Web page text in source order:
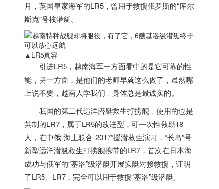
月，英国皇家海军的LR5，曾用于救援俄罗斯的“库尔
斯克”号核潜艇。
▲LR5真容
引进LR5， 越南海军一方面看中的是它可靠的性
能，另一方面，是他们的老师早就这么做了，虽然嘴
上说不要， 越南人学我们，身体总是最诚实的。
我国的第二代远洋潜艇救生打捞舰，使用的也是
英制的LR7，属于LR5的改进型，可一次性救助18
人，在中俄“海上联合-2017”援潜救生演习，“长岛”号
新型远洋潜艇救生打捞舰携带的LR7，首次在日本海
成功与俄军的“基洛”级潜艇开展实艇对接救援，证明
了LR5、LR7，完全可以用于救援“基洛”级潜艇。